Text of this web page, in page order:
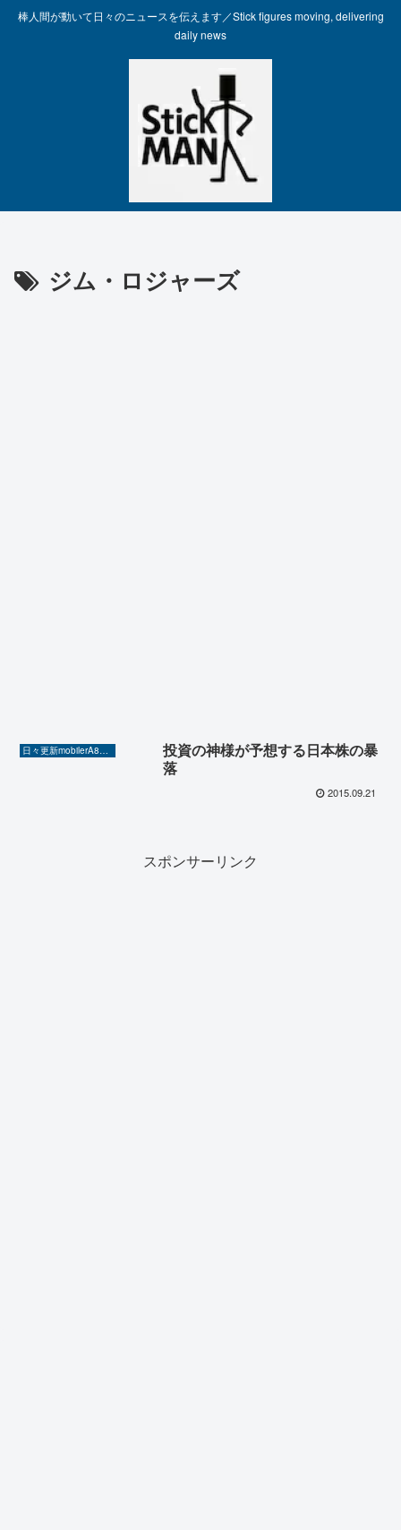
棒人間が動いて日々のニュースを伝えます／Stick figures moving, delivering
daily news
ジム・ロジャーズ
日々更新mobilerA8（Yahoo!ニュースを毎日ウォッチ）
投資の神様が予想する日本株の暴
落
2015.09.21
スポンサーリンク